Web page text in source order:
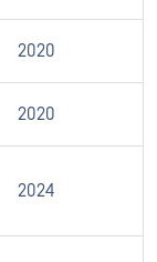
2020
2020
2024